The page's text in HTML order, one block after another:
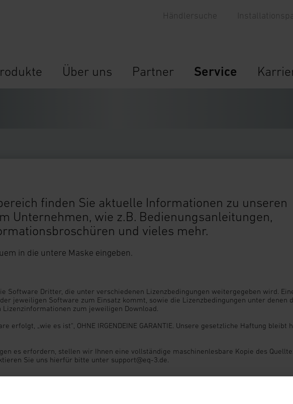
Über uns Partner Service
Händlersuche
finden Sie aktuelle Informationen zu unseren
Unternehmen, wie z.B. Bedienungsanleitungen,
und vieles mehr.
in die untere Maske eingeben.
Software Dritter, die unter verschiedenen Lizenzbedingungen weitergegeben wird.
jeweiligen Software zum Einsatz kommt, sowie die Lizenzbedingungen unter denen
zum jeweiligen Download.
erfolgt, „wie es ist“, OHNE IRGENDEINE GARANTIE. Unsere gesetzliche Haftung bleibt
es erfordern, stellen wir Ihnen eine vollständige maschinenlesbare Kopie des
Sie uns hierfür bitte unter support@eq-3.de.